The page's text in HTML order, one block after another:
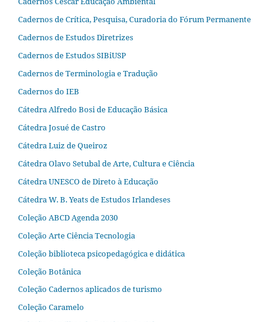
Cadernos de Crítica, Pesquisa, Curadoria do Fórum Permanente
Cadernos de Estudos Diretrizes
Cadernos de Estudos SIBiUSP
Cadernos de Terminologia e Tradução
Cadernos do IEB
Cátedra Alfredo Bosi de Educação Básica
Cátedra Josué de Castro
Cátedra Luiz de Queiroz
Cátedra Olavo Setubal de Arte, Cultura e Ciência
Cátedra UNESCO de Direto à Educação
Cátedra W. B. Yeats de Estudos Irlandeses
Coleção ABCD Agenda 2030
Coleção Arte Ciência Tecnologia
Coleção biblioteca psicopedagógica e didática
Coleção Botânica
Coleção Cadernos aplicados de turismo
Coleção Caramelo